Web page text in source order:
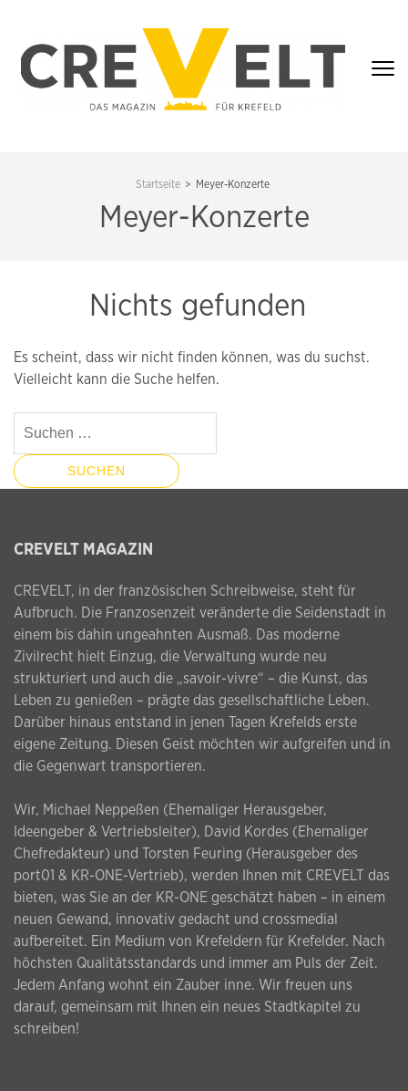
springen
(Enter
KREFELD
Startseite > Meyer-Konzerte
Meyer-Konzerte
Nichts gefunden
Es scheint, dass wir nicht finden können, was du suchst.
Vielleicht kann die Suche helfen.
CREVELT MAGAZIN
CREVELT, in der französischen Schreibweise, steht für
Aufbruch. Die Franzosenzeit veränderte die Seidenstadt in
einem bis dahin ungeahnten Ausmaß. Das moderne
Zivilrecht hielt Einzug, die Verwaltung wurde neu
strukturiert und auch die „savoir-vivre“ – die Kunst, das
Leben zu genießen – prägte das gesellschaftliche Leben.
Darüber hinaus entstand in jenen Tagen Krefelds erste
eigene Zeitung. Diesen Geist möchten wir aufgreifen und in
die Gegenwart transportieren.
Wir, Michael Neppeßen (Ehemaliger Herausgeber,
Ideengeber & Vertriebsleiter), David Kordes (Ehemaliger
Chefredakteur) und Torsten Feuring (Herausgeber des
port01 & KR-ONE-Vertrieb), werden Ihnen mit CREVELT das
bieten, was Sie an der KR-ONE geschätzt haben – in einem
neuen Gewand, innovativ gedacht und crossmedial
aufbereitet. Ein Medium von Krefeldern für Krefelder. Nach
höchsten Qualitätsstandards und immer am Puls der Zeit.
Jedem Anfang wohnt ein Zauber inne. Wir freuen uns
darauf, gemeinsam mit Ihnen ein neues Stadtkapitel zu
schreiben!